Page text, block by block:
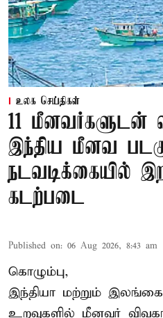
உலக செய்திகள்
11 மீனவர்களுடன்
இந்திய மீனவ
நடவடிக்கையில்
கடற்படை
Published on: 06 Aug 2026, 8:43 am
கொழும்பு,
இந்தியா மற்றும்
உறவுகளில் மீனவர்